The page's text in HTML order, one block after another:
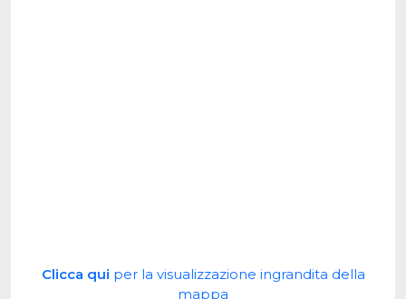
Clicca qui per la visualizzazione ingrandita della
mappa